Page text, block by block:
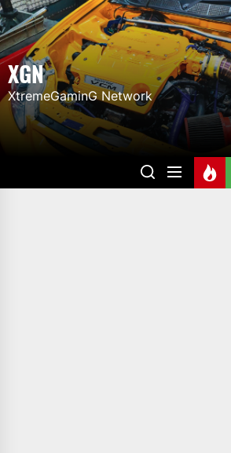
Skip
to
the
content
XGN
XtremeGaminG Network